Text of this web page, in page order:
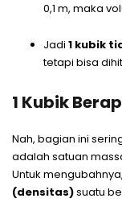
0,1 m, maka
Jadi 1 kubik
tetapi bisa
1 Kubik
Nah, bagian ini
adalah satuan
Untuk
(densitas)suatu